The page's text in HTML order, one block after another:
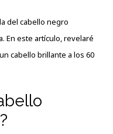
del cabello negro
En este artículo, revelaré
cabello brillante a los 60